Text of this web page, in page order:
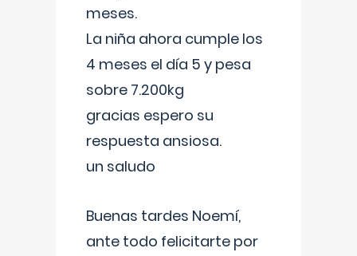
meses.
La niña ahora cumple los
4 meses el día 5 y pesa
sobre 7.200kg
gracias espero su
respuesta ansiosa.
un saludo
Buenas tardes Noemí,
ante todo felicitarte por